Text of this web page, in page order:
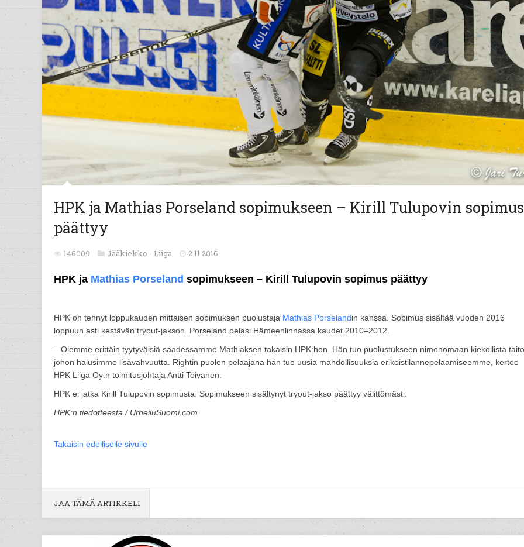
HPK ja Mathias Porseland sopimukseen – Kirill Tulupovin sopimus
päättyy
146009 Jääkiekko - Liiga 2.11.2016
HPK ja Mathias Porseland sopimukseen – Kirill Tulupovin sopimus päättyy
HPK on tehnyt loppukauden mittaisen sopimuksen puolustaja Mathias Porselandin kanssa. Sopimus sisältää vuoden 2016
loppuun asti kestävän tryout-jakson. Porseland pelasi Hämeenlinnassa kaudet 2010–2012.
– Olemme erittäin tyytyväisiä saadessamme Mathiaksen takaisin HPK:hon. Hän tuo puolustukseen nimenomaan kiekollista
johon halusimme lisävahvuutta. Rightin puolen pelaajana hän tuo uusia mahdollisuuksia erikoistilannepelaamiseemme, kertoo
HPK Liiga Oy:n toimitusjohtaja Antti Toivanen.
HPK ei jatka Kirill Tulupovin sopimusta. Sopimukseen sisältynyt tryout-jakso päättyy välittömästi.
HPK:n tiedotteesta / UrheiluSuomi.com
Takaisin edelliselle sivulle
JAA TÄMÄ ARTIKKELI